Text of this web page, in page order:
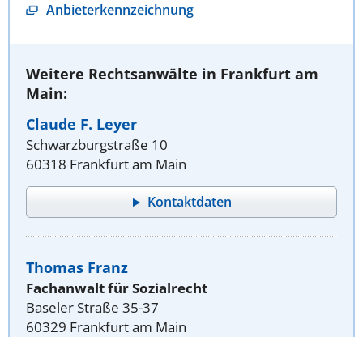
Anbieterkennzeichnung
Weitere Rechtsanwälte in Frankfurt am
Main:
Claude F. Leyer
Schwarzburgstraße 10
60318 Frankfurt am Main
Kontaktdaten
Thomas Franz
Fachanwalt für Sozialrecht
Baseler Straße 35-37
60329 Frankfurt am Main